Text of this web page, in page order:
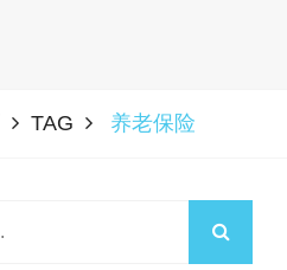
TAG 养老保险